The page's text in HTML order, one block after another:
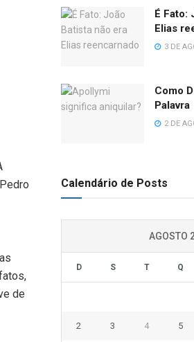
de
É Fato:
Elias
3 DE
Como
Palavra
2 DE
Calendário de Posts
AGOSTO
D S T Q
2 3 4 5